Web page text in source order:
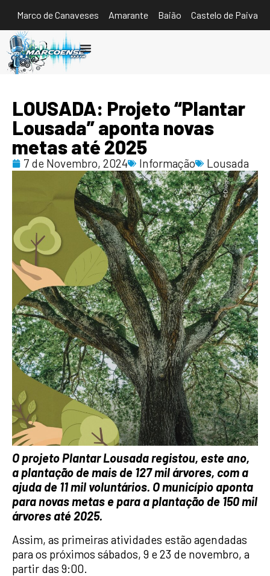
Marco de Canaveses Amarante Baião Castelo de Paiva
Ouvir
LOUSADA: Projeto “Plantar
Lousada” aponta novas
metas até 2025
7 de Novembro, 2024 Informação Lousada
O projeto Plantar Lousada registou, este ano,
a plantação de mais de 127 mil árvores, com a
ajuda de 11 mil voluntários. O município aponta
para novas metas e para a plantação de 150 mil
árvores até 2025.
Assim, as primeiras atividades estão agendadas
para os próximos sábados, 9 e 23 de novembro, a
partir das 9:00.